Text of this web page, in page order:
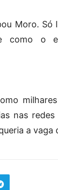
Moro.
como o
nas
a vaga